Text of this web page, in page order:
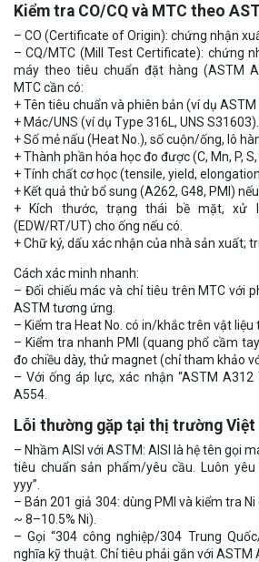
Kiểm tra CO/CQ và MTC theo
– CO (Certificate of Origin): chứng nhận
– CQ/MTC (Mill Test Certificate): chứng
máy theo tiêu chuẩn đặt hàng (ASTM
MTC cần có:
+ Tên tiêu chuẩn và phiên bản (ví dụ
+ Mác/UNS (ví dụ Type 316L, UNS S31603).
+ Số mẻ nấu (Heat No.), số cuộn/ống, lô
+ Thành phần hóa học đo được (C, Mn, P, S,
+ Tính chất cơ học (tensile, yield,
+ Kết quả thử bổ sung (A262, G48, PMI)
+ Kích thước, trạng thái bề mặt, xử
(EDW/RT/UT) cho ống nếu có.
+ Chữ ký, dấu xác nhận của nhà sản xuất;
Cách xác minh nhanh:
– Đối chiếu mác và chỉ tiêu trên MTC với
ASTM tương ứng.
– Kiểm tra Heat No. có in/khắc trên vật liệu
– Kiểm tra nhanh PMI (quang phổ cầm
đo chiều dày, thử magnet (chỉ tham khảo
– Với ống áp lực, xác nhận “ASTM A312
A554.
Lỗi thường gặp tại thị trường Việt
– Nhầm AISI với ASTM: AISI là hệ tên gọi
tiêu chuẩn sản phẩm/yêu cầu. Luôn yêu
yyy”.
– Bán 201 giả 304: dùng PMI và kiểm tra
~ 8–10.5% Ni).
– Gọi “304 công nghiệp/304 Trung
nghĩa kỹ thuật. Chỉ tiêu phải gắn với ASTM